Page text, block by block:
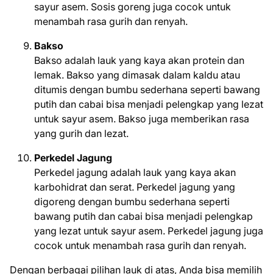
sayur asem. Sosis goreng juga cocok untuk
menambah rasa gurih dan renyah.
Bakso
Bakso adalah lauk yang kaya akan protein dan
lemak. Bakso yang dimasak dalam kaldu atau
ditumis dengan bumbu sederhana seperti bawang
putih dan cabai bisa menjadi pelengkap yang lezat
untuk sayur asem. Bakso juga memberikan rasa
yang gurih dan lezat.
Perkedel Jagung
Perkedel jagung adalah lauk yang kaya akan
karbohidrat dan serat. Perkedel jagung yang
digoreng dengan bumbu sederhana seperti
bawang putih dan cabai bisa menjadi pelengkap
yang lezat untuk sayur asem. Perkedel jagung juga
cocok untuk menambah rasa gurih dan renyah.
Dengan berbagai pilihan lauk di atas, Anda bisa memilih